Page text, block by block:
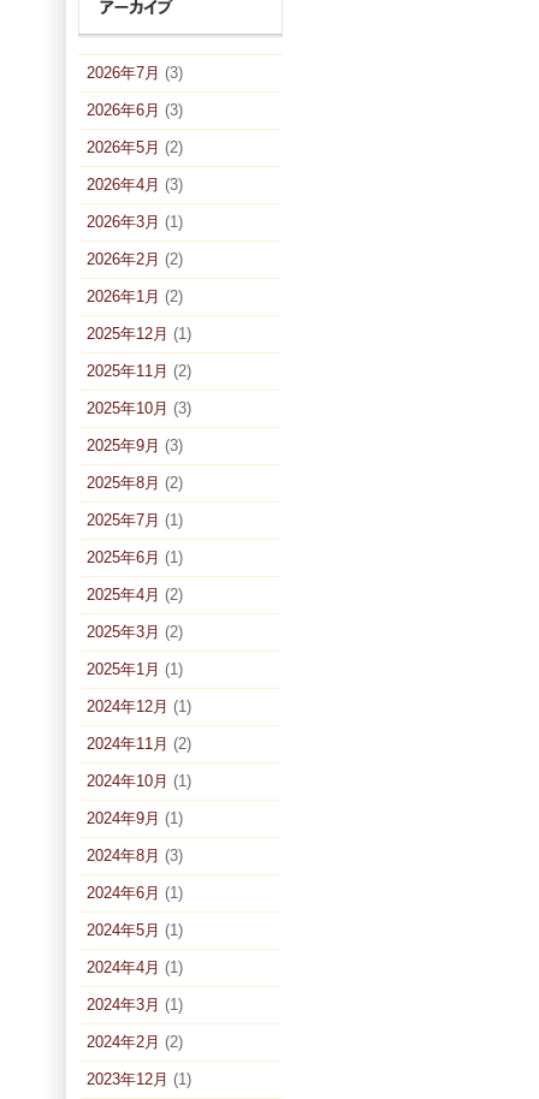
2026年7月 (3)
2026年6月 (3)
2026年5月 (2)
2026年4月 (3)
2026年3月 (1)
2026年2月 (2)
2026年1月 (2)
2025年12月 (1)
2025年11月 (2)
2025年10月 (3)
2025年9月 (3)
2025年8月 (2)
2025年7月 (1)
2025年6月 (1)
2025年4月 (2)
2025年3月 (2)
2025年1月 (1)
2024年12月 (1)
2024年11月 (2)
2024年10月 (1)
2024年9月 (1)
2024年8月 (3)
2024年6月 (1)
2024年5月 (1)
2024年4月 (1)
2024年3月 (1)
2024年2月 (2)
2023年12月 (1)